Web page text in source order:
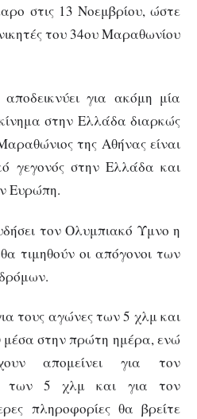
στις 13 Νοεμβρίου, ώστε
του 34ου Μαραθωνίου
για ακόμη μία
στην Ελλάδα διαρκώς
της Αθήνας είναι
γεγονός στην Ελλάδα και
Ευρώπη.
τον Ολυμπιακό Ύμνο η
τιμηθούν οι απόγονοι των
τους αγώνες των 5 χλμ και
στην πρώτη ημέρα, ενώ
απομείνει για τον
των 5 χλμ και για τον
πληροφορίες θα βρείτε